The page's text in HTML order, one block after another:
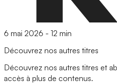
6 mai 2026 - 12 min
Découvrez nos autres titres
Découvrez nos autres titres et
accès à plus de contenus.